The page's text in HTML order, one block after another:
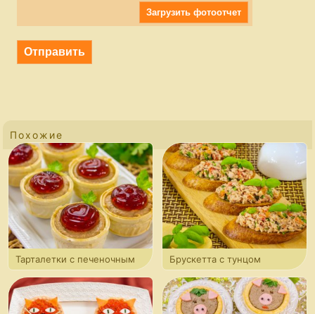
Загрузить фотоотчет
Похожие
Тарталетки с печеночным
паштетом и гранатовым
желе
Брускетта с тунцом
и помидорами